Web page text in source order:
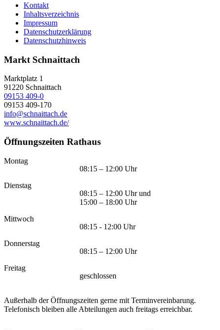
Kontakt
Inhaltsverzeichnis
Impressum
Datenschutzerklärung
Datenschutzhinweis
Markt Schnaittach
Marktplatz 1
91220 Schnaittach
09153 409-0
09153 409-170
info@schnaittach.de
www.schnaittach.de/
Öffnungszeiten Rathaus
Montag
08:15 – 12:00 Uhr
Dienstag
08:15 – 12:00 Uhr und
15:00 – 18:00 Uhr
Mittwoch
08:15 - 12:00 Uhr
Donnerstag
08:15 – 12:00 Uhr
Freitag
geschlossen
Außerhalb der Öffnungszeiten gerne mit Terminvereinbarung.
Telefonisch bleiben alle Abteilungen auch freitags erreichbar.